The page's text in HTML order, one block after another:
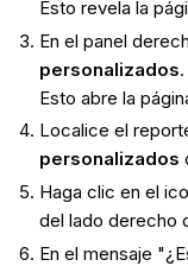
Esto revela la
En el panel
personalizados.
Esto abre la
Localice el
personalizados
Haga clic en el
del lado derecho
En el mensaje